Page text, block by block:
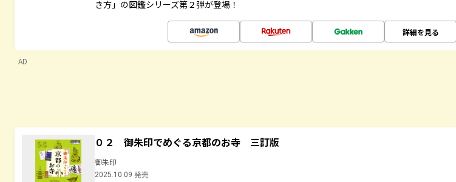
き方」の図鑑シリーズ第２弾が登場！
詳細を見る
AD
０２ 御朱印でめぐる京都のお寺 三訂版
御朱印
2025.10.09 発売